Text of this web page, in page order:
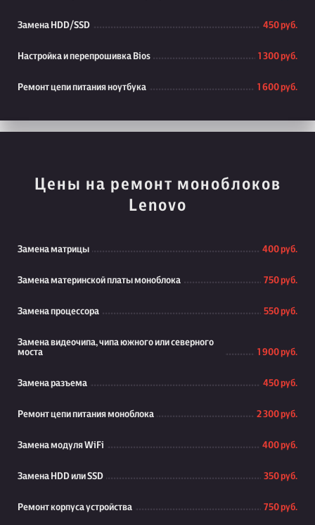
Замена HDD/SSD 450 руб.
Настройка и перепрошивка Bios 1 300 руб.
Ремонт цепи питания ноутбука 1 600 руб.
Цены на ремонт моноблоков
Lenovo
Замена матрицы 400 руб.
Замена материнской платы моноблока 750 руб.
Замена процессора 550 руб.
Замена видеочипа, чипа южного или северного
моста
1 900 руб.
Замена разъема 450 руб.
Ремонт цепи питания моноблока 2 300 руб.
Замена модуля WiFi 400 руб.
Замена HDD или SSD 350 руб.
Ремонт корпуса устройства 750 руб.